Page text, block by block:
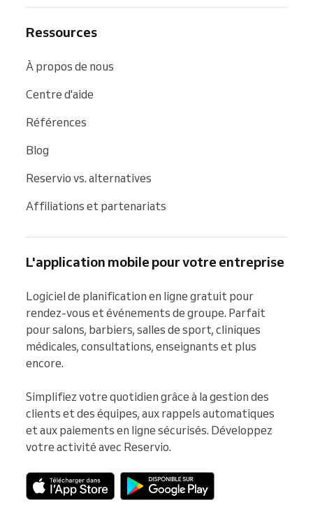
Ressources
À propos de nous
Centre d'aide
Références
Blog
Reservio vs. alternatives
Affiliations et partenariats
L'application mobile pour votre entreprise
Logiciel de planification en ligne gratuit pour
rendez-vous et événements de groupe. Parfait
pour salons, barbiers, salles de sport, cliniques
médicales, consultations, enseignants et plus
encore.
Simplifiez votre quotidien grâce à la gestion des
clients et des équipes, aux rappels automatiques
et aux paiements en ligne sécurisés. Développez
votre activité avec Reservio.